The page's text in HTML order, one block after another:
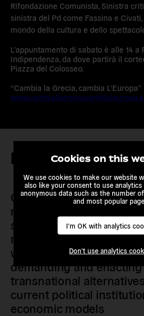
Cookies on this
We use cookies to make our website
also like your consent to use
anonymous data such as the number
and most popular
I'm OK with analytics
Don't use analytics
Rifondazione Comunista, Sinistra
sinistra del Pd come Fassina e
mondo della cultura e dello
L’appuntamento di sabato è alle 14 a
Indipendenza, da dove partirà il
Piazza del Colosseo.
“Cambia la Grecia, cambia L’Europa”
Keep in touch
Our members are
researchers, artists,
society organisations,
movements and
who are actively
demanding and enacting
transnational
current political
economic models